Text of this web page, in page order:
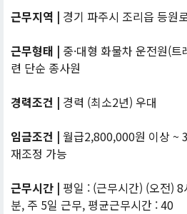
근무지역 | 경기 파주시 조리읍 등원
근무형태 | 중·대형 화물차 운전원(
련 단순 종사원
경력조건 | 경력 (최소2년) 우대
임금조건 | 월급2,800,000원 이상 ~
재조정 가능
근무시간 | 평일 : (근무시간) (오전)
분, 주 5일 근무, 평균근무시간 : 40